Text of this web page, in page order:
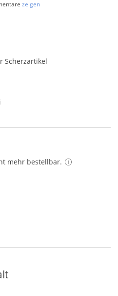
zeigen
Scherzartikel
mehr bestellbar.